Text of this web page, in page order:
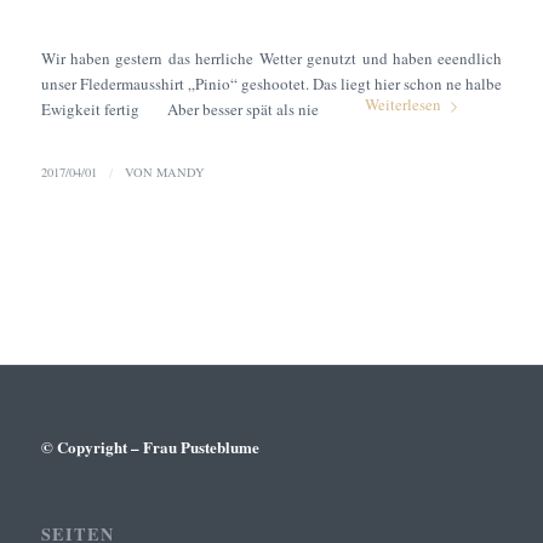
Wir haben gestern das herrliche Wetter genutzt und haben eeendlich
unser Fledermausshirt „Pinio“ geshootet. Das liegt hier schon ne halbe
Ewigkeit fertig
Aber besser spät als nie Weiterlesen
2017/04/01 / VON MANDY
© Copyright – Frau Pusteblume
SEITEN